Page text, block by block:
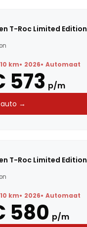
T-Roc Limited Edition
10 km 2026 Automaat
573 p/m
auto →
T-Roc Limited Edition
10 km 2026 Automaat
580 p/m